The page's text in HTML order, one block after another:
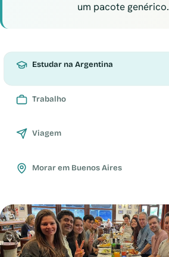
um pacote genérico.
Estudar na Argentina
Trabalho
Viagem
Morar em Buenos Aires